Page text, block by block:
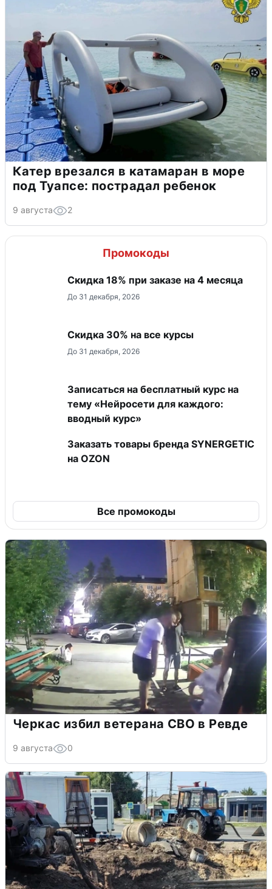
Катер врезался в катамаран в море
под Туапсе: пострадал ребенок
9 августа 2
Промокоды
Скидка 18% при заказе на 4 месяца
До 31 декабря, 2026
Скидка 30% на все курсы
До 31 декабря, 2026
Записаться на бесплатный курс на
тему «Нейросети для каждого:
вводный курс»
Заказать товары бренда SYNERGETIC
на OZON
Все промокоды
Черкас избил ветерана СВО в Ревде
9 августа 0